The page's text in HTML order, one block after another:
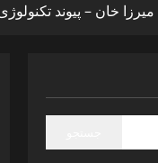
خان – پیوند